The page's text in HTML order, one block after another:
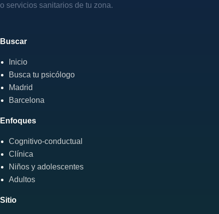
o servicios sanitarios de tu zona.
Buscar
Inicio
Busca tu psicólogo
Madrid
Barcelona
Enfoques
Cognitivo-conductual
Clínica
Niños y adolescentes
Adultos
Sitio